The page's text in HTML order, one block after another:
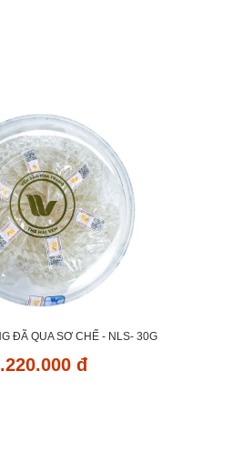
ĐÃ QUA SƠ CHẾ - NLS- 30G
đ